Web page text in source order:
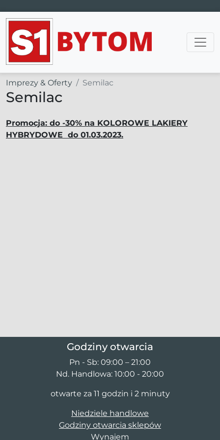
Main Navigation
Imprezy & Oferty Semilac
Semilac
Promocja: do -30% na KOLOROWE LAKIERY
HYBRYDOWE do 01.03.2023.
Godziny otwarcia
Pn - Sb: 09:00 – 21:00
Nd. Handlowa: 10:00 - 20:00
otwarte za 11 godzin i 2 minuty
Niedziele handlowe
Godziny otwarcia sklepów
Wynajem